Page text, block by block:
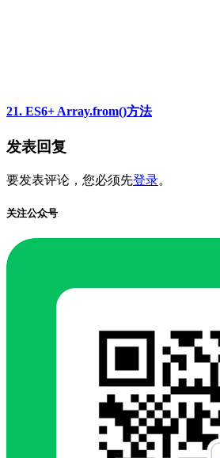
21. ES6+ Array.from()方法
发表回复
要发表评论，您必须先登录。
关注公众号